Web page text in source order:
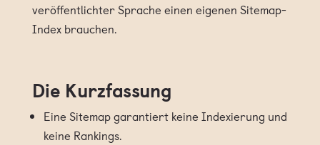
veröffentlichter Sprache einen eigenen Sitemap-
Index brauchen.
Die Kurzfassung
Eine Sitemap garantiert keine Indexierung und
keine Rankings.